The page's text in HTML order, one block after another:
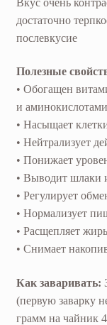
достаточно
послевкусие
Полезные
• Обогащен
и
• Насыщает
• Нейтрализует
• Понижает
• Выводит шлаки
• Регулирует
• Нормализует
• Расщепляет
• Снимает
Как заваривать:
(первую заварку
грамм на чайник